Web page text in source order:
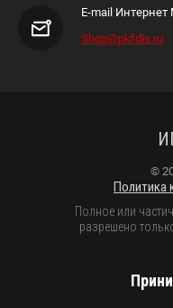
E-mail Интернет
Shop@pkfdis.ru
©
Политика
Полное или
разрешено